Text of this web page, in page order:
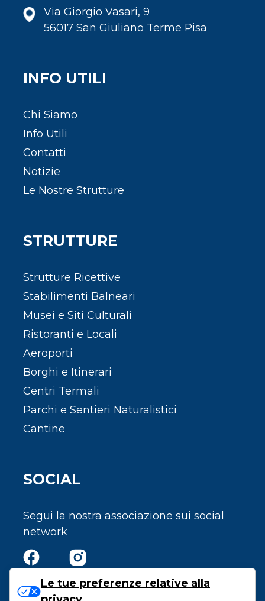
Via Giorgio Vasari, 9
56017 San Giuliano Terme Pisa
INFO UTILI
Chi Siamo
Info Utili
Contatti
Notizie
Le Nostre Strutture
STRUTTURE
Strutture Ricettive
Stabilimenti Balneari
Musei e Siti Culturali
Ristoranti e Locali
Aeroporti
Borghi e Itinerari
Centri Termali
Parchi e Sentieri Naturalistici
Cantine
SOCIAL
Segui la nostra associazione sui social
network
Le tue preferenze relative alla